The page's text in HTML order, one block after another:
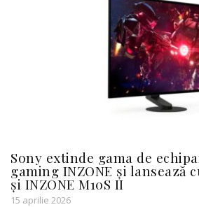
Sony extinde gama de
gaming INZONE și lansează
și INZONE M10S II
15 aprilie 2026